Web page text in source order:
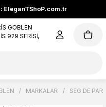
EleganTShoP.com.tr
MARKALAR SEG DE